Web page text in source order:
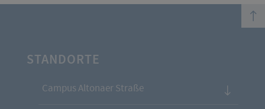
top
STANDORTE
Campus Altonaer Straße